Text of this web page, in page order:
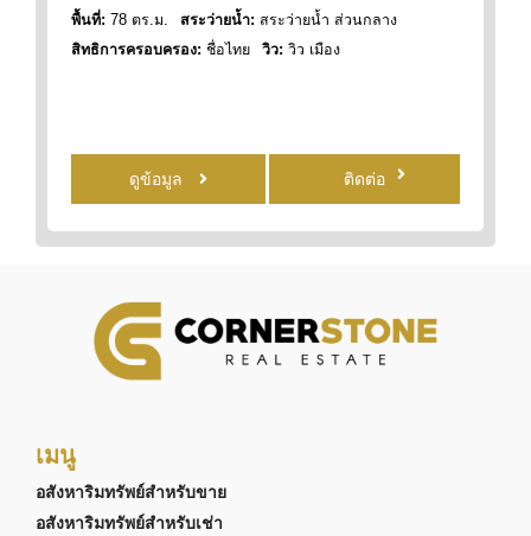
พื้นที่: 78 ตร.ม. สระว่ายน้ำ: สระว่ายน้ำ ส่วนกลาง
สิทธิการครอบครอง: ชื่อไทย วิว: วิว เมือง
ดูข้อมูล ติดต่อ
เมนู
อสังหาริมทรัพย์สำหรับขาย
อสังหาริมทรัพย์สำหรับเช่า